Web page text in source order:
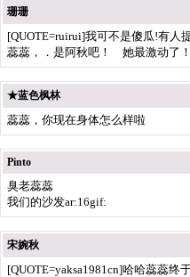
珊珊
[QUOTE=ruirui]我可不是傻瓜!有人
蕊蕊，．是阿秋吧！ 她最激动
★蓝色枫林
蕊蕊，你现在身体怎么样啦
Pinto
臭老蕊蕊
我们的沙发ar:16gif:
宋婉秋
[QUOTE=yaksa1981cn]哈哈蕊蕊终